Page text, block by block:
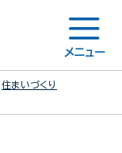
メニュー
住まいづくり